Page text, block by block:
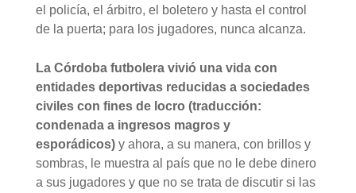
el policía, el árbitro, el boletero y hasta el control
de la puerta; para los jugadores, nunca alcanza.
La Córdoba futbolera vivió una vida con
entidades deportivas reducidas a sociedades
civiles con fines de locro (traducción:
condenada a ingresos magros y
esporádicos)y ahora, a su manera, con brillos y
sombras, le muestra al país que no le debe dinero
a sus jugadores y que no se trata de discutir si las